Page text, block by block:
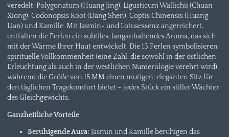
veredelt: Polygonatum (Huang Jing), Ligusticum Wallichii (Chuan
Xiong), Codonopsis Root (Dang Shen), Coptis Chinensis (Huang
Lian) und Kamille. Mit Jasmin- und Lotusessenz angereichert,
entfalten die Perlen ein subtiles, langanhaltendes Aroma, das sich
mit der Wärme Ihrer Haut entwickelt. Die 13 Perlen symbolisieren
spirituelle Vollkommenheit (eine Zahl, die sowohl in der östlichen
Erleuchtung als auch in der westlichen Numerologie verehrt wird),
während die Größe von 15 MM einen mutigen, eleganten Sitz für
den täglichen Tragekomfort bietet – jedes Stück ein stiller Wächter
des Gleichgewichts.
Ganzheitliche Vorteile
Beruhigende Aura: Jasmin und Kamille beruhigen das